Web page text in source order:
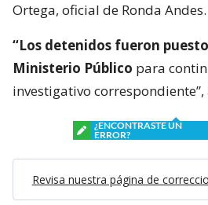
Ortega, oficial de Ronda Andes.
“Los detenidos fueron
Ministerio Público para
investigativo correspondiente”,
¿ENCONTRASTE UN
ERROR?
Revisa nuestra página de